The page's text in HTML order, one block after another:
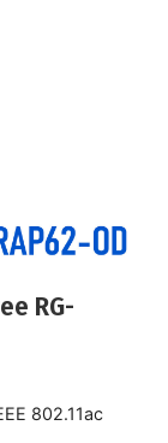
RG-
802.11ac